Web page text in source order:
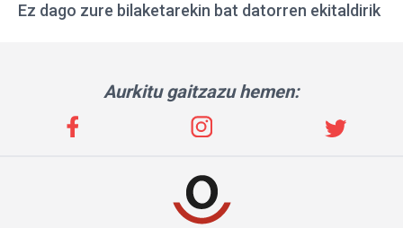
Ez dago zure bilaketarekin bat datorren ekitaldirik
Aurkitu gaitzazu hemen: